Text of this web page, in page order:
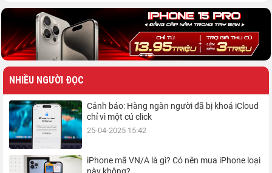
NHIỀU NGƯỜI ĐỌC
Cảnh báo: Hàng ngàn người đã bị khoá iCloud
chỉ vì một cú click
25-04-2025 15:42
iPhone mã VN/A là gì? Có nên mua iPhone loại
này không?